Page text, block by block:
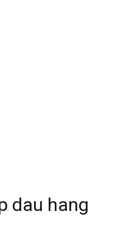
dau hang